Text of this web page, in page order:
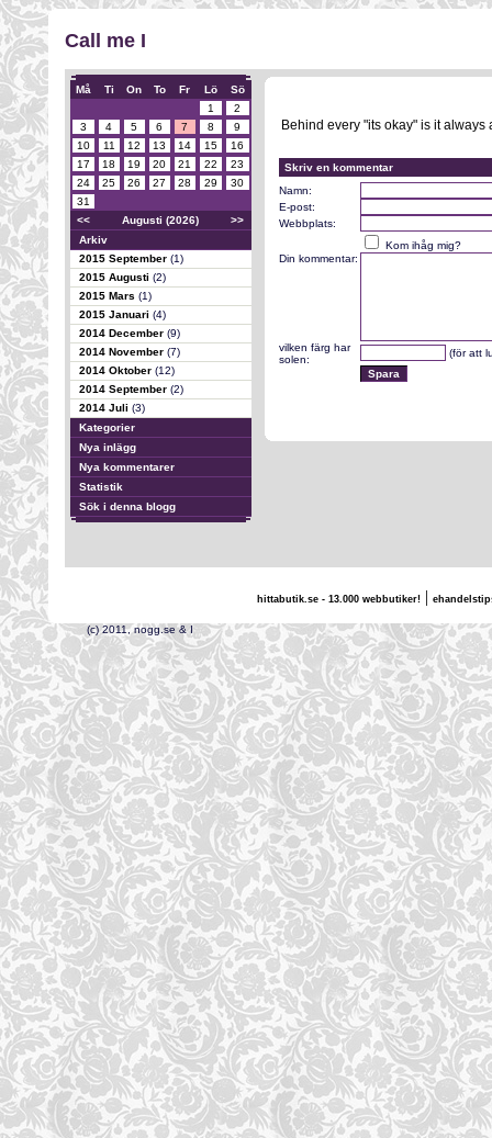
Call me I
Må Ti On To Fr Lö
Sö
1
2
3
4 5 6 7 8
9
10
11 12 13 14 15
16
17
18 19 20 21 22
23
24
25 26 27 28 29
30
31
<<
Augusti (2026)
>>
Arkiv
2015 September (1)
2015 Augusti (2)
2015 Mars (1)
2015 Januari (4)
2014 December (9)
2014 November (7)
2014 Oktober (12)
2014 September (2)
2014 Juli (3)
Kategorier
Nya inlägg
Nya kommentarer
Statistik
Sök i denna blogg
Behind every "its okay" is it always
Skriv en kommentar
Namn:
E-post:
Webbplats:
Kom ihåg mig?
Din kommentar:
vilken färg har
solen:
(för att
hittabutik.se - 13.000 webbutiker!|
(c) 2011, nogg.se & I